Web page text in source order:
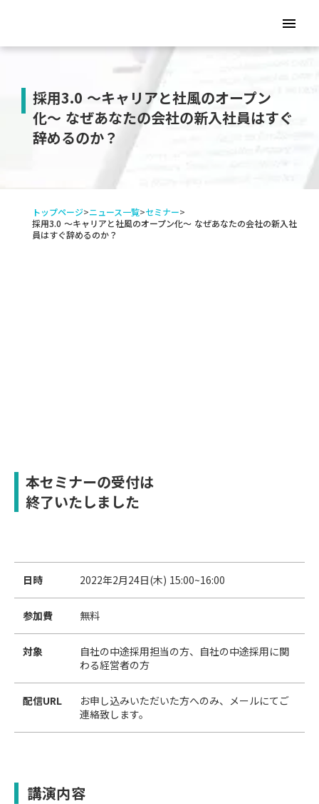
menu
採用3.0 〜キャリアと社風のオープン
化〜 なぜあなたの会社の新入社員はすぐ
辞めるのか？
トップページ>ニュース一覧>セミナー>
採用3.0 〜キャリアと社風のオープン化〜 なぜあなたの会社の新入社
員はすぐ辞めるのか？
本セミナーの受付は
終了いたしました
日時 2022年2月24日(木) 15:00~16:00
参加費 無料
対象
自社の中途採用担当の方、自社の中途採用に関
わる経営者の方
配信URL
お申し込みいただいた方へのみ、メールにてご
連絡致します。
講演内容